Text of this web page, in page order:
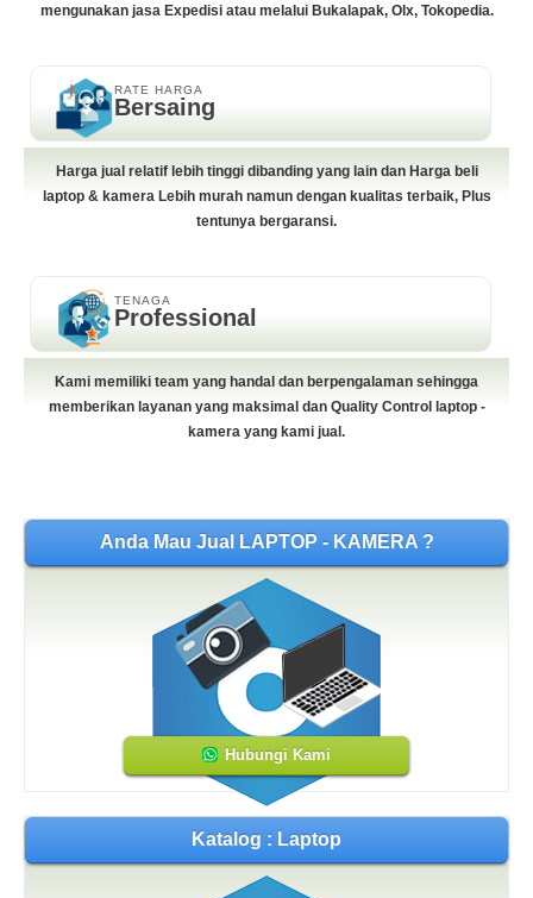
mengunakan jasa Expedisi atau melalui Bukalapak, Olx, Tokopedia.
RATE HARGA
Bersaing
Harga jual relatif lebih tinggi dibanding yang lain dan Harga beli
laptop & kamera Lebih murah namun dengan kualitas terbaik, Plus
tentunya bergaransi.
TENAGA
Professional
Kami memiliki team yang handal dan berpengalaman sehingga
memberikan layanan yang maksimal dan Quality Control laptop -
kamera yang kami jual.
Anda Mau Jual LAPTOP - KAMERA ?
Hubungi Kami
Katalog : Laptop